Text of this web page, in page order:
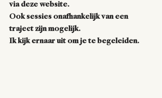
via deze website.
Ook sessies onafhankelijk van een
traject zijn mogelijk.
Ik kijk ernaar uit om je te begeleiden.